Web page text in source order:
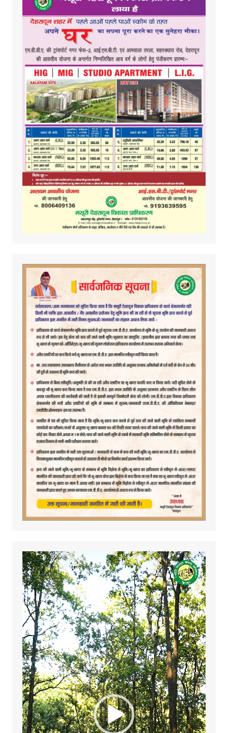
Video
Player